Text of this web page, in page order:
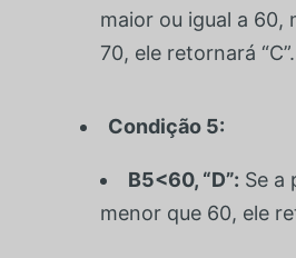
maior ou igual a 60,
70, ele retornará “C”.
Condição 5:
B5<60, “D”: Se a
menor que 60, ele